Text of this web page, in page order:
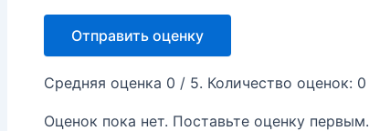
Отправить оценку
Средняя оценка 0 / 5. Количество оценок: 0
Оценок пока нет. Поставьте оценку первым.